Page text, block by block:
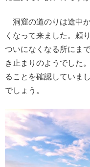
洞窟の道のりは途中
くなって来ました。頼
ついになくなる所にま
き止まりのようでした
ることを確認していま
でしょう。